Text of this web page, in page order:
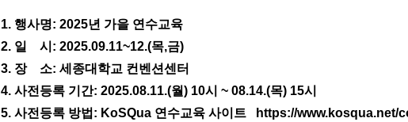
1. 행사명: 2025년 가을 연수교육
2. 일 시: 2025.09.11~12.(목,금)
3. 장 소: 세종대학교 컨벤션센터
4. 사전등록 기간: 2025.08.11.(월) 10시 ~ 08.14.(목) 15시
5. 사전등록 방법: KoSQua 연수교육 사이트
https://www.kosqua.net/